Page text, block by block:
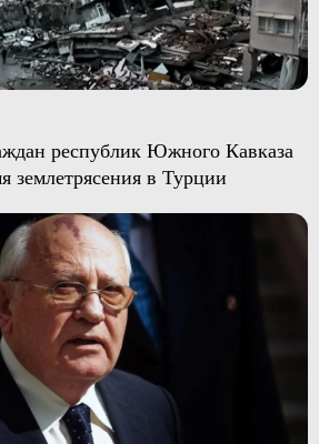
республик Южного Кавказа
землетрясения в Турции